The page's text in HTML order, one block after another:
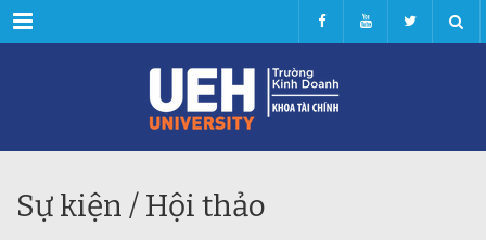
Menu
Sự kiện / Hội thảo